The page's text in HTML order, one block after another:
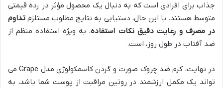
جذاب برای افرادی است که به دنبال یک محصول مؤثر در رده قیمتی
متوسط هستند. با این حال، دستیابی به نتایج مطلوب مستلزم تداوم
در مصرف و رعایت دقیق نکات استفاده، به ویژه استفاده منظم از
ضد آفتاب در طول روز، است.
در نهایت، کرم ضد چروک صورت و گردن کاسمکولوژی مدل Grape می
تواند یک مکمل ارزشمند در روتین مراقبت از پوست شما باشد، به